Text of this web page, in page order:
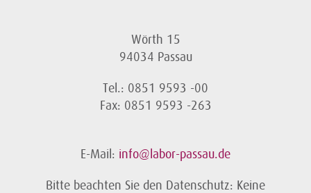
Wörth 15
94034 Passau
Tel.: 0851 9593 -00
Fax: 0851 9593 -263
E-Mail: info@labor-passau.de
Bitte beachten Sie den Datenschutz: Keine